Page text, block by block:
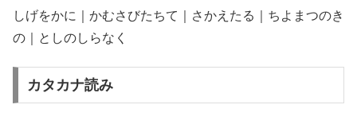
しげをかに｜かむさびたちて｜さかえたる｜ちよまつのき
の｜としのしらなく
カタカナ読み